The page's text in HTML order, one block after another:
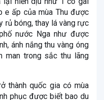
e ấp của mùa Thu được
rủ bóng, thay lá vàng rực
nước Nga như được
ánh nắng thu vàng óng
man trong sắc thu lãng
thành quốc gia có mùa
phục được biết bao du